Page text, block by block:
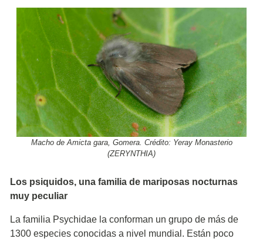
Macho de Amicta gara, Gomera. Crédito: Yeray Monasterio
(ZERYNTHIA)
Los psiquidos, una familia de mariposas nocturnas
muy peculiar
La familia Psychidae la conforman un grupo de más de
1300 especies conocidas a nivel mundial. Están poco